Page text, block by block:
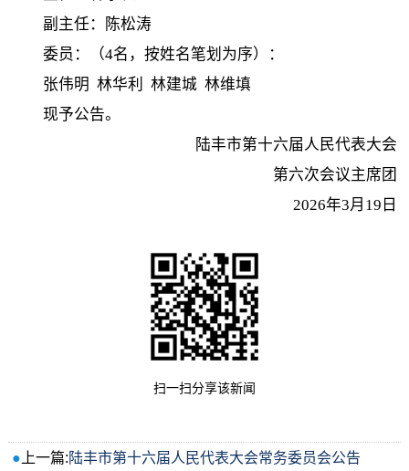
副主任：陈松涛
委员：（4名，按姓名笔划为序）：
张伟明 林华利 林建城 林维填
现予公告。
陆丰市第十六届人民代表大会
第六次会议主席团
2026年3月19日
扫一扫分享该新闻
● 上一篇:陆丰市第十六届人民代表大会常务委员会公告